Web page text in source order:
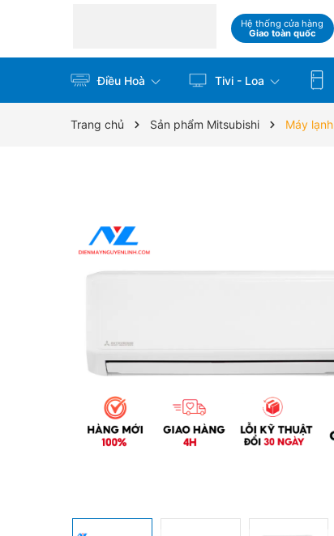
Hệ thống cửa hàng
Giao toàn quốc
Điều Hoà Tivi - Loa
Trang chủ Sản phẩm Mitsubishi Máy